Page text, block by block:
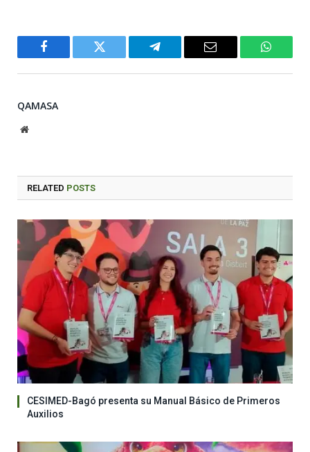
Facebook Twitter Telegram Email
QAMASA
Website
RELATED POSTS
CESIMED-Bagó presenta su Manual Básico de Primeros
Auxilios